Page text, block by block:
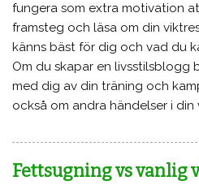
fungera som extra motivation
framsteg och läsa om din
känns bäst för dig och vad du
Om du skapar en livsstilsblogg
med dig av din träning och
också om andra händelser i
Fettsugning vs vanlig